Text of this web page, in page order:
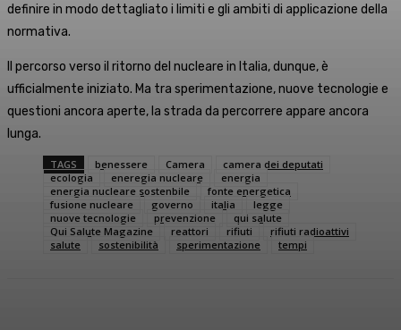
definire in modo dettagliato i limiti e gli ambiti di applicazione della
normativa.
Il percorso verso il ritorno del nucleare in Italia, dunque, è
ufficialmente iniziato. Ma tra sperimentazione, nuove tecnologie e
questioni ancora aperte, la strada da percorrere appare ancora
lunga.
TAGS benessere Camera
camera dei deputati
ecologia
eneregia nucleare
energia
energia nucleare sostenbile
fonte energetica
fusione nucleare
governo italia
legge
nuove tecnologie
prevenzione
qui salute
Qui Salute Magazine
reattori rifiuti
rifiuti radioattivi
salute
sostenibilità sperimentazione tempi